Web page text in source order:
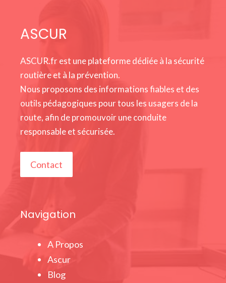
ASCUR
ASCUR.fr est une plateforme dédiée à la sécurité
routière et à la prévention.
Nous proposons des informations fiables et des
outils pédagogiques pour tous les usagers de la
route, afin de promouvoir une conduite
responsable et sécurisée.
Contact
Navigation
A Propos
Ascur
Blog